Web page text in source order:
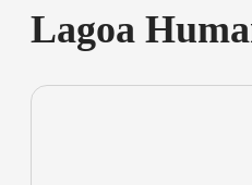
Lagoa